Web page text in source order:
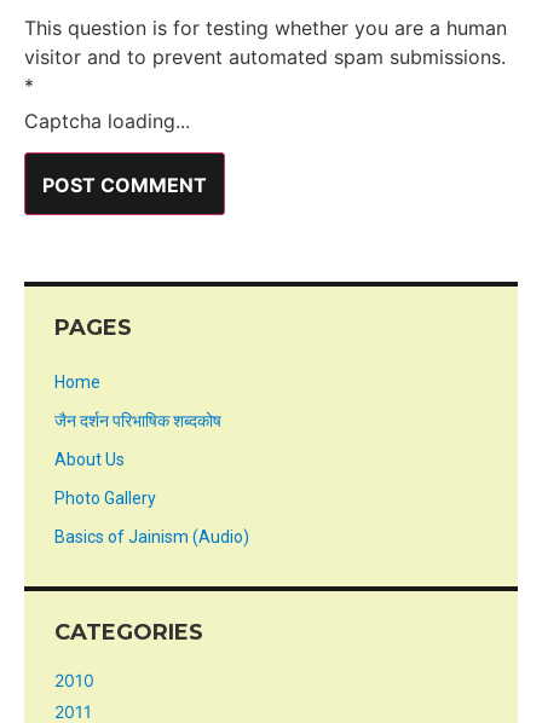
This question is for testing whether you are a human
visitor and to prevent automated spam submissions.
*
Captcha loading...
PAGES
Home
जैन दर्शन परिभाषिक शब्दकोष
About Us
Photo Gallery
Basics of Jainism (Audio)
CATEGORIES
2010
2011